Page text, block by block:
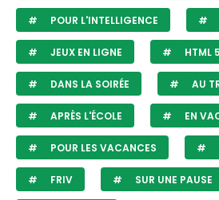
POUR L'INTELLIGENCE
JEUX EN LIGNE HTML 5
DANS LA SOIRÉE AU
APRÈS L'ÉCOLE EN
POUR LES VACANCES
FRIV SUR UNE PAUSE